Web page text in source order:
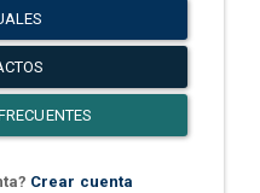
Crear cuenta